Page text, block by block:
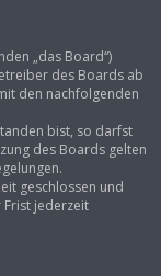
„das Board“)
des Boards ab
den nachfolgenden
bist, so darfst
des Boards gelten
geschlossen und
Frist jederzeit